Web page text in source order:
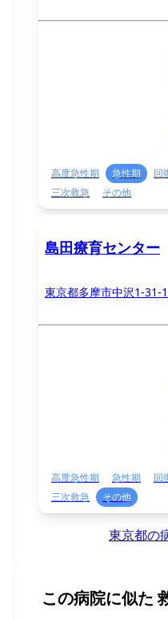
高度急性期 急性期 回
三次救急
その他
島田療育センター
東京都多摩市中沢1-31-1
高度急性期 急性期 回
三次救急
その他
東京都の
この病院に似た